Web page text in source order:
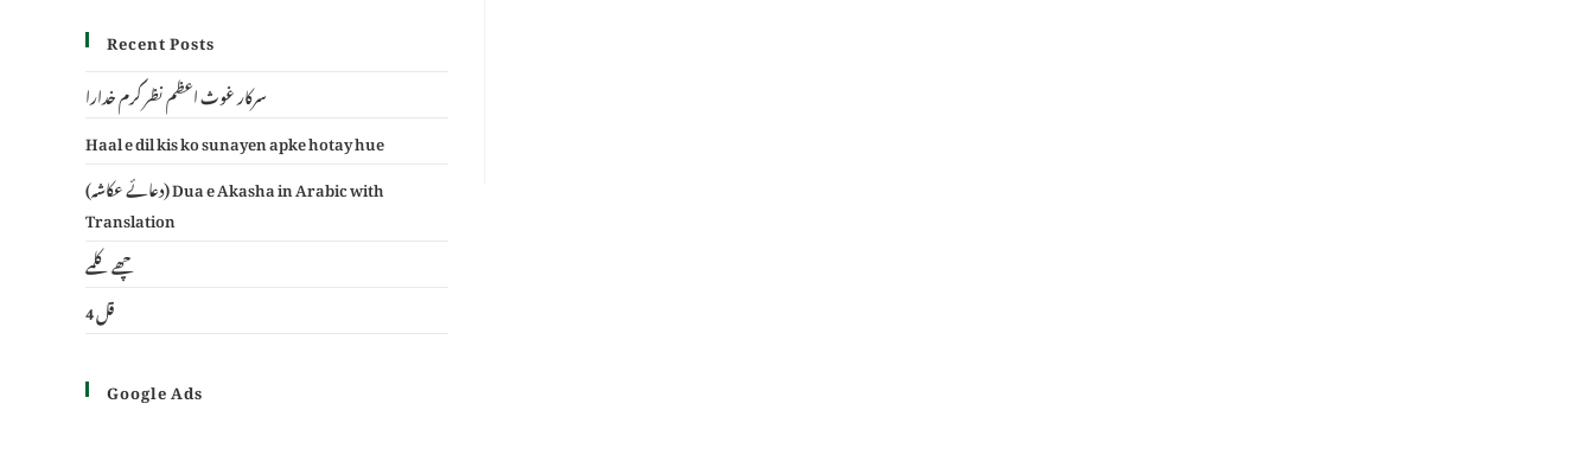
Recent Posts
سرکار غوث اعظم نظر کرم خدارا
Haal e dil kis ko sunayen apke hotay hue
(دعائے عکاشہ) Dua e Akasha in Arabic with
Translation
چھے کلمے
4 قل
Google Ads